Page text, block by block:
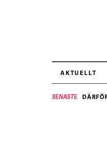
AKTUELLT
SENASTE